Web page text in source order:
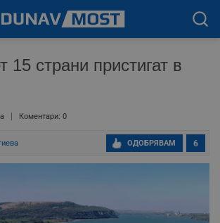
15 страни пристигат в
Коментари: 0
6
ОДОБРЯВАМ